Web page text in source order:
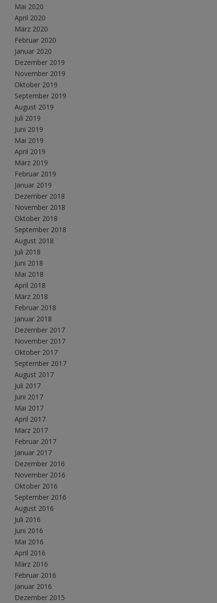
Mai 2020
April 2020
März 2020
Februar 2020
Januar 2020
Dezember 2019
November 2019
Oktober 2019
September 2019
August 2019
Juli 2019
Juni 2019
Mai 2019
April 2019
März 2019
Februar 2019
Januar 2019
Dezember 2018
November 2018
Oktober 2018
September 2018
August 2018
Juli 2018
Juni 2018
Mai 2018
April 2018
März 2018
Februar 2018
Januar 2018
Dezember 2017
November 2017
Oktober 2017
September 2017
August 2017
Juli 2017
Juni 2017
Mai 2017
April 2017
März 2017
Februar 2017
Januar 2017
Dezember 2016
November 2016
Oktober 2016
September 2016
August 2016
Juli 2016
Juni 2016
Mai 2016
April 2016
März 2016
Februar 2016
Januar 2016
Dezember 2015